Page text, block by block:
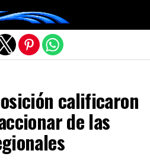
calificaron
de las
versión móvil